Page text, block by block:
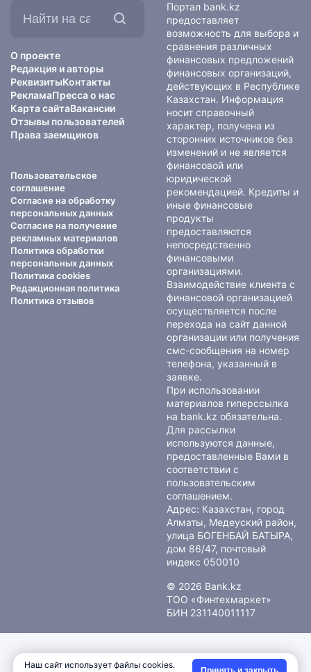
О проекте
Редакция и авторы
РеквизитыКонтакты
РекламаПресса о нас
Карта сайтаВакансии
Отзывы пользователей
Права заемщиков
Пользовательское
соглашение
Согласие на обработку
персональных данных
Согласие на получение
рекламных материалов
Политика обработки
персональных данных
Политика cookies
Редакционная политика
Политика отзывов
Портал bank.kz
предоставляет
возможность для выбора и
сравнения различных
финансовых предложений
финансовых организаций,
действующих в Республике
Казахстан. Информация
носит справочный
характер, получена из
сторонних источников без
изменений и не является
финансовой или
юридической
рекомендацией. Кредиты и
иные финансовые
продукты
предоставляются
непосредственно
финансовыми
организациями.
Взаимодействие клиента с
финансовой организацией
осуществляется после
перехода на сайт данной
организации или получения
смс-сообщения на номер
телефона, указанный в
заявке.
При использовании
материалов гиперссылка
на bank.kz обязательна.
Для рассылки
используются данные,
предоставленные Вами в
соответствии с
пользовательским
соглашением.
Адрес: Казахстан, город
Алматы, Медеуский район,
улица БОГЕНБАЙ БАТЫРА,
дом 86/47, почтовый
индекс 050010
© 2026 Bank.kz
ТОО «Финтехмаркет»
БИН 231140011117
Наш сайт использует файлы cookies.